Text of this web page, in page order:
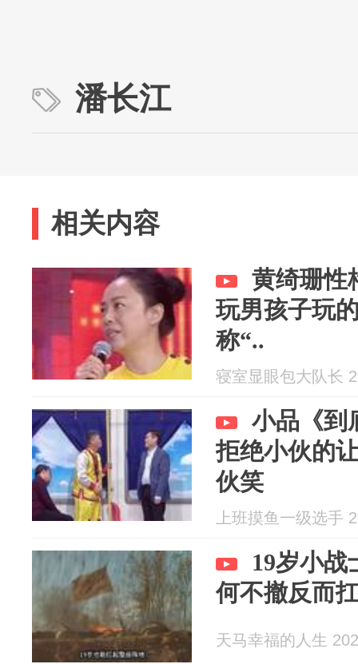
潘长江
相关内容
黄绮珊性
玩男孩子玩
称“..
寝室显眼包大队长
小品《到
拒绝小伙的
伙笑
上班摸鱼一级选手
19岁小战
何不撤反而
天马幸福的人生